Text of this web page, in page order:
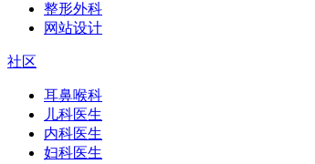
整形外科
网站设计
社区
耳鼻喉科
儿科医生
内科医生
妇科医生